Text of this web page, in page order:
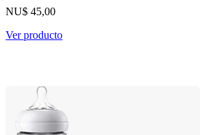
NU$ 45,00
Ver producto